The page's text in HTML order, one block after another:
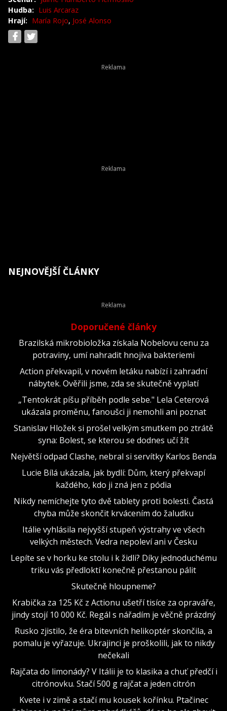
Hudba: Luis Arcaraz
Hrají: María Rojo, José Alonso
NEJNOVĚJŠÍ ČLÁNKY
Doporučené články
Brazilská mikrobioložka získala Nobelovu cenu za
potraviny, umí nahradit hnojiva bakteriemi
Action překvapil, v novém letáku nabízí i zahradní
nábytek. Ověřili jsme, zda se skutečně vyplatí
„Tentokrát píšu příběh podle sebe." Lela Ceterová
ukázala proměnu, fanoušci ji nemohli ani poznat
Stanislav Hložek si prošel velkým smutkem po ztrátě
syna: Bolest, se kterou se dodnes učí žít
Největší odpad Clashe, nebral si servítky Karlos Benda
Lucie Bílá ukázala, jak bydlí: Dům, který překvapí
každého, kdo ji zná jen z pódia
Nikdy nemíchejte tyto dvě tablety proti bolesti. Častá
chyba může skončit krvácením do žaludku
Itálie vyhlásila nejvyšší stupeň výstrahy ve všech
velkých městech. Vedra nepoleví ani v Česku
Lepíte se v horku ke stolu i k židli? Díky jednoduchému
triku vás předloktí konečně přestanou pálit
Skutečně hloupneme?
Krabička za 125 Kč z Actionu ušetří tisíce za opraváře,
jindy stojí 10 000 Kč. Regál s nářadím je věčně prázdný
Rusko zjistilo, že éra bitevních helikoptér skončila, a
pomalu je vyřazuje. Ukrajinci je proškolili, jak to nikdy
nečekali
Rajčata do limonády? V Itálii je to klasika a chuť předčí i
citrónovku. Stačí 500 g rajčat a jeden citrón
Kvete i v zimě a stačí mu kousek kořínku. Ptačinec